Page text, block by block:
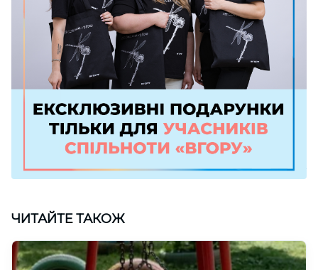
ЧИТАЙТЕ ТАКОЖ